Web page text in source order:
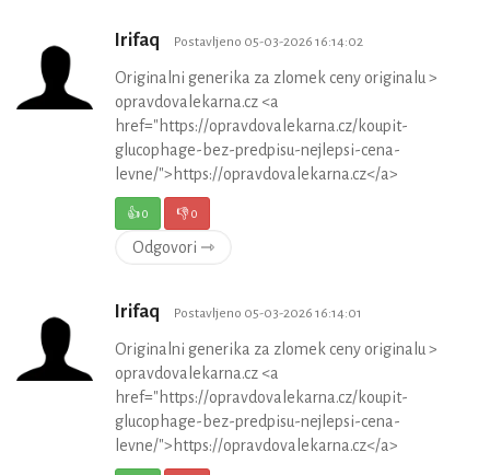
Irifaq Postavljeno 05-03-2026 16:14:02
Originalni generika za zlomek ceny originalu >
opravdovalekarna.cz <a
href="https://opravdovalekarna.cz/koupit-
glucophage-bez-predpisu-nejlepsi-cena-
levne/">https://opravdovalekarna.cz</a>
👍0 👎0
Odgovori ⇾
Irifaq Postavljeno 05-03-2026 16:14:01
Originalni generika za zlomek ceny originalu >
opravdovalekarna.cz <a
href="https://opravdovalekarna.cz/koupit-
glucophage-bez-predpisu-nejlepsi-cena-
levne/">https://opravdovalekarna.cz</a>